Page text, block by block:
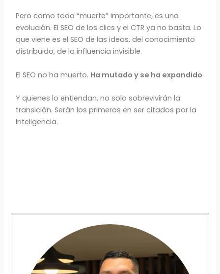
Pero como toda “muerte” importante, es una
evolución. El SEO de los clics y el CTR ya no basta. Lo
que viene es el SEO de las ideas, del conocimiento
distribuido, de la influencia invisible.
El SEO no ha muerto. Ha mutado y se ha expandido.
Y quienes lo entiendan, no solo sobrevivirán la
transición. Serán los primeros en ser citados por la
inteligencia.